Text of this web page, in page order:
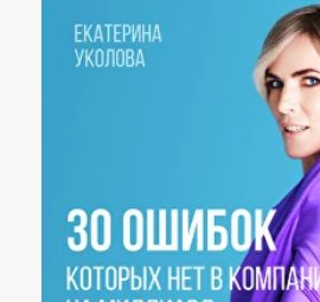
Специальное
предложение
доступно до
00:00 +3 UTC